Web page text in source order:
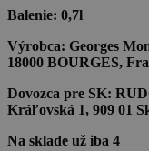
Balenie: 0,7l
Výrobca: Georges
18000 BOURGES,
Dovozca pre SK:
Kráľovská 1, 909 01
Na sklade už iba 4